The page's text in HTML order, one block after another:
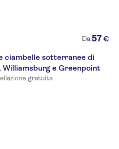
Da:57 €
ciambelle sotterranee di
Williamsburg e Greenpoint
gratuita